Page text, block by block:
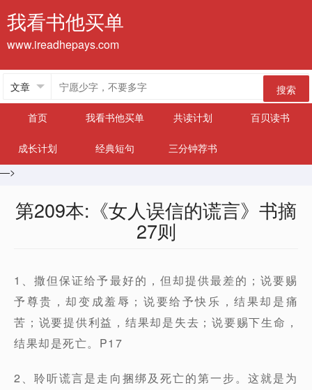
我看书他买单
www.ireadhepays.com
搜索
首页
我看书他买单 共读计划 百贝读书
成长计划 经典短句
三分钟荐书
—>
第209本:《女人误信的谎言》书摘
27则
1、撒但保证给予最好的，但却提供最差的；说要赐
予尊贵，却变成羞辱；说要给予快乐，结果却是痛
苦；说要提供利益，结果却是失去；说要赐下生命，
结果却是死亡。P17
2、聆听谎言是走向捆绑及死亡的第一步。这就是为